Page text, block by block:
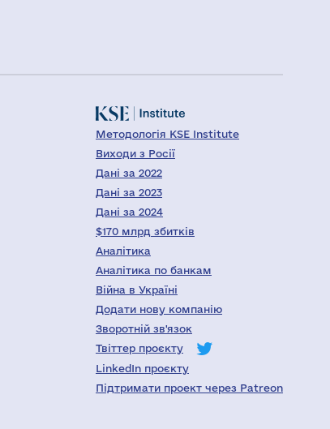
Методологія KSE Institute
Виходи з Росії
Дані за 2022
Дані за 2023
Дані за 2024
$170 млрд збитків
Аналітика
Аналітика по банкам
Війна в Україні
Додати нову компанію
Зворотній зв'язок
Твіттер проєкту
LinkedIn проєкту
Підтримати проект через Patreon